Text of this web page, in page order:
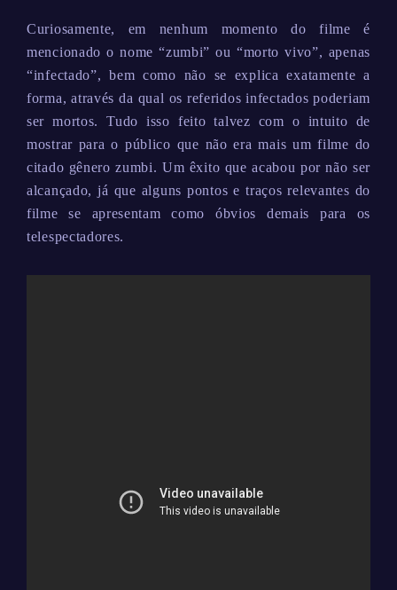
Curiosamente, em nenhum momento do filme é
mencionado o nome “zumbi” ou “morto vivo”, apenas
“infectado”, bem como não se explica exatamente a
forma, através da qual os referidos infectados poderiam
ser mortos. Tudo isso feito talvez com o intuito de
mostrar para o público que não era mais um filme do
citado gênero zumbi. Um êxito que acabou por não ser
alcançado, já que alguns pontos e traços relevantes do
filme se apresentam como óbvios demais para os
telespectadores.